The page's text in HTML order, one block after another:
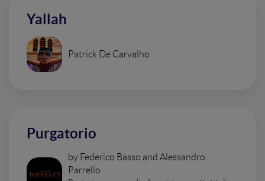
Yallah
Patrick De Carvalho
Purgatorio
by Federico Basso and Alessandro
Parrello